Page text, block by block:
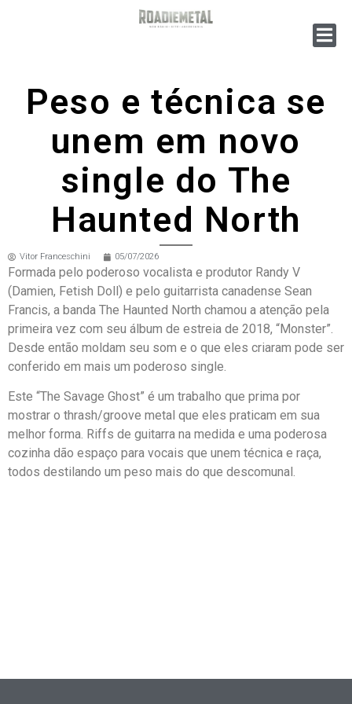
Peso e técnica se
unem em novo
single do The
Haunted North
Vitor Franceschini 05/07/2026
Formada pelo poderoso vocalista e produtor Randy V
(Damien, Fetish Doll) e pelo guitarrista canadense Sean
Francis, a banda The Haunted North chamou a atenção pela
primeira vez com seu álbum de estreia de 2018, “Monster”.
Desde então moldam seu som e o que eles criaram pode ser
conferido em mais um poderoso single.
Este “The Savage Ghost” é um trabalho que prima por
mostrar o thrash/groove metal que eles praticam em sua
melhor forma. Riffs de guitarra na medida e uma poderosa
cozinha dão espaço para vocais que unem técnica e raça,
todos destilando um peso mais do que descomunal.